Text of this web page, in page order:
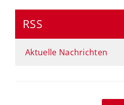
RSS
Aktuelle Nachrichten